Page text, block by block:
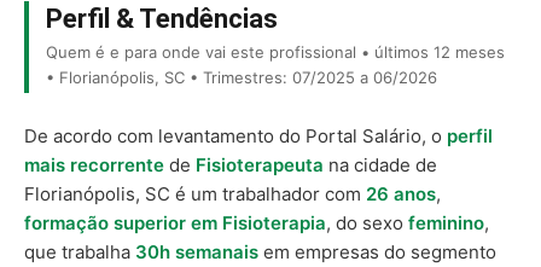
Perfil & Tendências
Quem é e para onde vai este profissional • últimos 12 meses
• Florianópolis, SC • Trimestres: 07/2025 a 06/2026
De acordo com levantamento do Portal Salário, o perfil
mais recorrente de Fisioterapeuta na cidade de
Florianópolis, SC é um trabalhador com 26 anos,
formação superior em Fisioterapia, do sexo feminino,
que trabalha 30h semanais em empresas do segmento